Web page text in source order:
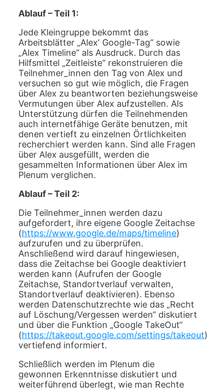
Ablauf – Teil 1:
Jede Kleingruppe bekommt das
Arbeitsblätter „Alex‘ Google-Tag“ sowie
„Alex Timeline“ als Ausdruck. Durch das
Hilfsmittel „Zeitleiste“ rekonstruieren die
Teilnehmer_innen den Tag von Alex und
versuchen so gut wie möglich, die Fragen
über Alex zu beantworten beziehungsweise
Vermutungen über Alex aufzustellen. Als
Unterstützung dürfen die Teilnehmenden
auch internetfähige Geräte benutzen, mit
denen vertieft zu einzelnen Örtlichkeiten
recherchiert werden kann. Sind alle Fragen
über Alex ausgefüllt, werden die
gesammelten Informationen über Alex im
Plenum verglichen.
Ablauf – Teil 2:
Die Teilnehmer_innen werden dazu
aufgefordert, ihre eigene Google Zeitachse
(https://www.google.de/maps/timeline)
aufzurufen und zu überprüfen.
Anschließend wird darauf hingewiesen,
dass die Zeitachse bei Google deaktiviert
werden kann (Aufrufen der Google
Zeitachse, Standortverlauf verwalten,
Standortverlauf deaktivieren). Ebenso
werden Datenschutzrechte wie das „Recht
auf Löschung/Vergessen werden“ diskutiert
und über die Funktion „Google TakeOut“
(https://takeout.google.com/settings/takeout)
vertiefend informiert.
Schließlich werden im Plenum die
gewonnen Erkenntnisse diskutiert und
weiterführend überlegt, wie man Rechte